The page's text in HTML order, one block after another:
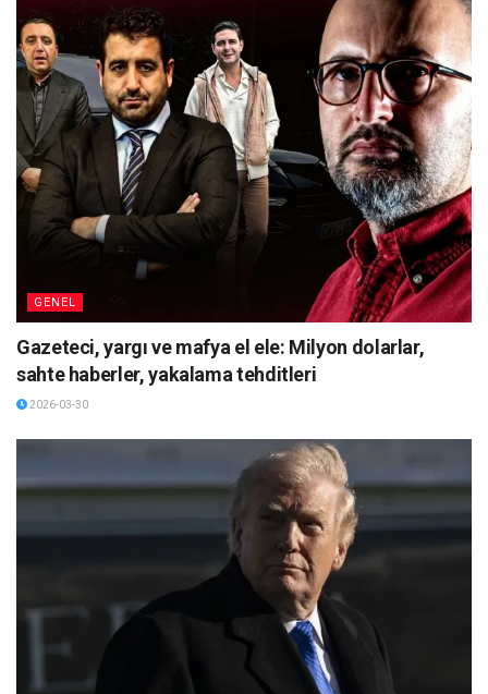
GENEL
Gazeteci, yargı ve mafya el ele: Milyon dolarlar,
sahte haberler, yakalama tehditleri
2026-03-30